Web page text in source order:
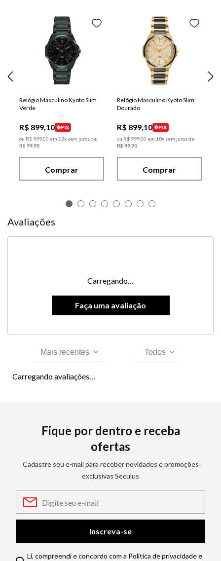
Relógio Masculino Kyoto Slim
Verde
R$ 899,10
PIX
ou R$ 99900 em 10x sem juros de
R$ 99 90
Comprar
Relógio Masculino Kyoto Slim
Dourado
R$ 899,10
PIX
ou R$ 99900 em 10x sem juros de
R$ 99 90
Comprar
Avaliações
Carregando…
Mais recentes Todos
Carregando avaliações…
Fique por dentro e receba
ofertas
Cadastre seu e-mail para receber novidades e promoções
exclusivas Seculus
Inscreva-se
Li, compreendi e concordo com a Política de privacidade e